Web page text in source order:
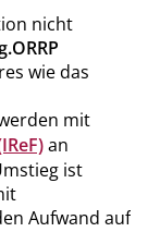
nicht
wie das
mit
an
ist
Aufwand auf